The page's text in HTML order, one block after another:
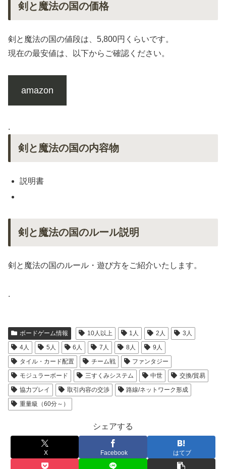
剣と魔法の国の価格
剣と魔法の国の値段は、5,800円くらいです。
現在の最安値は、以下からご確認ください。
amazon
.
剣と魔法の国の内容物
説明書
剣と魔法の国のルール説明
剣と魔法の国のルール・遊び方をご紹介いたします。
.
ボードゲーム情報 10人以上 1人 2人
3人
4人
5人 6人 7人 8人
9人
タイル・カード配置
チーム戦
ファンタジー
モジュラーボード
三すくみシステム 中世
交換/貿易
協力プレイ
取引内容の交渉
路線/ネットワーク形成
重量級（60分～）
シェアする
X Facebook はてブ